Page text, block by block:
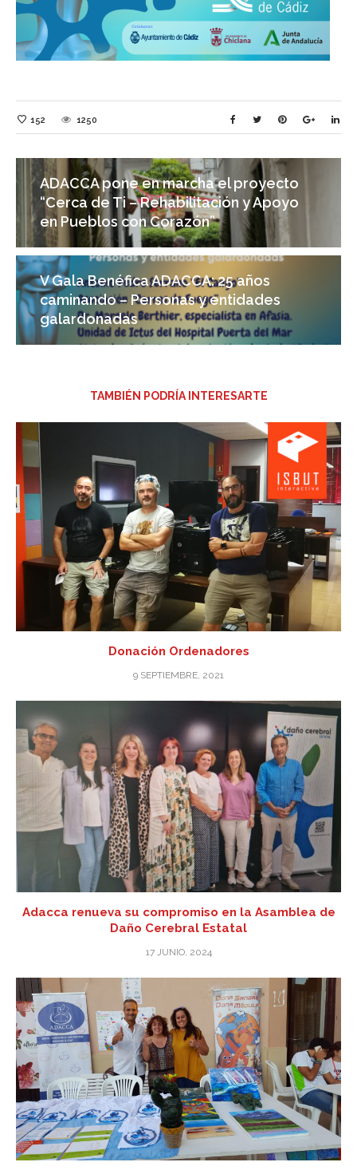
152 1250
ADACCA pone en marcha el proyecto
“Cerca de Ti – Rehabilitación y Apoyo
en Pueblos con Corazón”
V Gala Benéfica ADACCA: 25 años
caminando – Personas y entidades
galardonadas
TAMBIÉN PODRÍA INTERESARTE
Donación Ordenadores
9 SEPTIEMBRE, 2021
Adacca renueva su compromiso en la Asamblea de
Daño Cerebral Estatal
17 JUNIO, 2024